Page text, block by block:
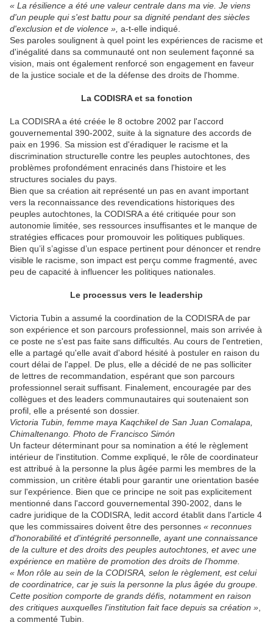
« La résilience a été une valeur centrale dans ma vie. Je viens
d'un peuple qui s'est battu pour sa dignité pendant des siècles
d'exclusion et de violence », a-t-elle indiqué.
Ses paroles soulignent à quel point les expériences de racisme et
d'inégalité dans sa communauté ont non seulement façonné sa
vision, mais ont également renforcé son engagement en faveur
de la justice sociale et de la défense des droits de l'homme.
La CODISRA et sa fonction
La CODISRA a été créée le 8 octobre 2002 par l'accord
gouvernemental 390-2002, suite à la signature des accords de
paix en 1996. Sa mission est d'éradiquer le racisme et la
discrimination structurelle contre les peuples autochtones, des
problèmes profondément enracinés dans l'histoire et les
structures sociales du pays.
Bien que sa création ait représenté un pas en avant important
vers la reconnaissance des revendications historiques des
peuples autochtones, la CODISRA a été critiquée pour son
autonomie limitée, ses ressources insuffisantes et le manque de
stratégies efficaces pour promouvoir les politiques publiques.
Bien qu’il s’agisse d’un espace pertinent pour dénoncer et rendre
visible le racisme, son impact est perçu comme fragmenté, avec
peu de capacité à influencer les politiques nationales.
Le processus vers le leadership
Victoria Tubin a assumé la coordination de la CODISRA de par
son expérience et son parcours professionnel, mais son arrivée à
ce poste ne s'est pas faite sans difficultés. Au cours de l'entretien,
elle a partagé qu'elle avait d'abord hésité à postuler en raison du
court délai de l'appel. De plus, elle a décidé de ne pas solliciter
de lettres de recommandation, espérant que son parcours
professionnel serait suffisant. Finalement, encouragée par des
collègues et des leaders communautaires qui soutenaient son
profil, elle a présenté son dossier.
Victoria Tubin, femme maya Kaqchikel de San Juan Comalapa,
Chimaltenango. Photo de Francisco Simón
Un facteur déterminant pour sa nomination a été le règlement
intérieur de l'institution. Comme expliqué, le rôle de coordinateur
est attribué à la personne la plus âgée parmi les membres de la
commission, un critère établi pour garantir une orientation basée
sur l'expérience. Bien que ce principe ne soit pas explicitement
mentionné dans l'accord gouvernemental 390-2002, dans le
cadre juridique de la CODISRA, ledit accord établit dans l'article 4
que les commissaires doivent être des personnes « reconnues
d'honorabilité et d'intégrité personnelle, ayant une connaissance
de la culture et des droits des peuples autochtones, et avec une
expérience en matière de promotion des droits de l’homme.
« Mon rôle au sein de la CODISRA, selon le règlement, est celui
de coordinatrice, car je suis la personne la plus âgée du groupe.
Cette position comporte de grands défis, notamment en raison
des critiques auxquelles l'institution fait face depuis sa création »
a commenté Tubin.